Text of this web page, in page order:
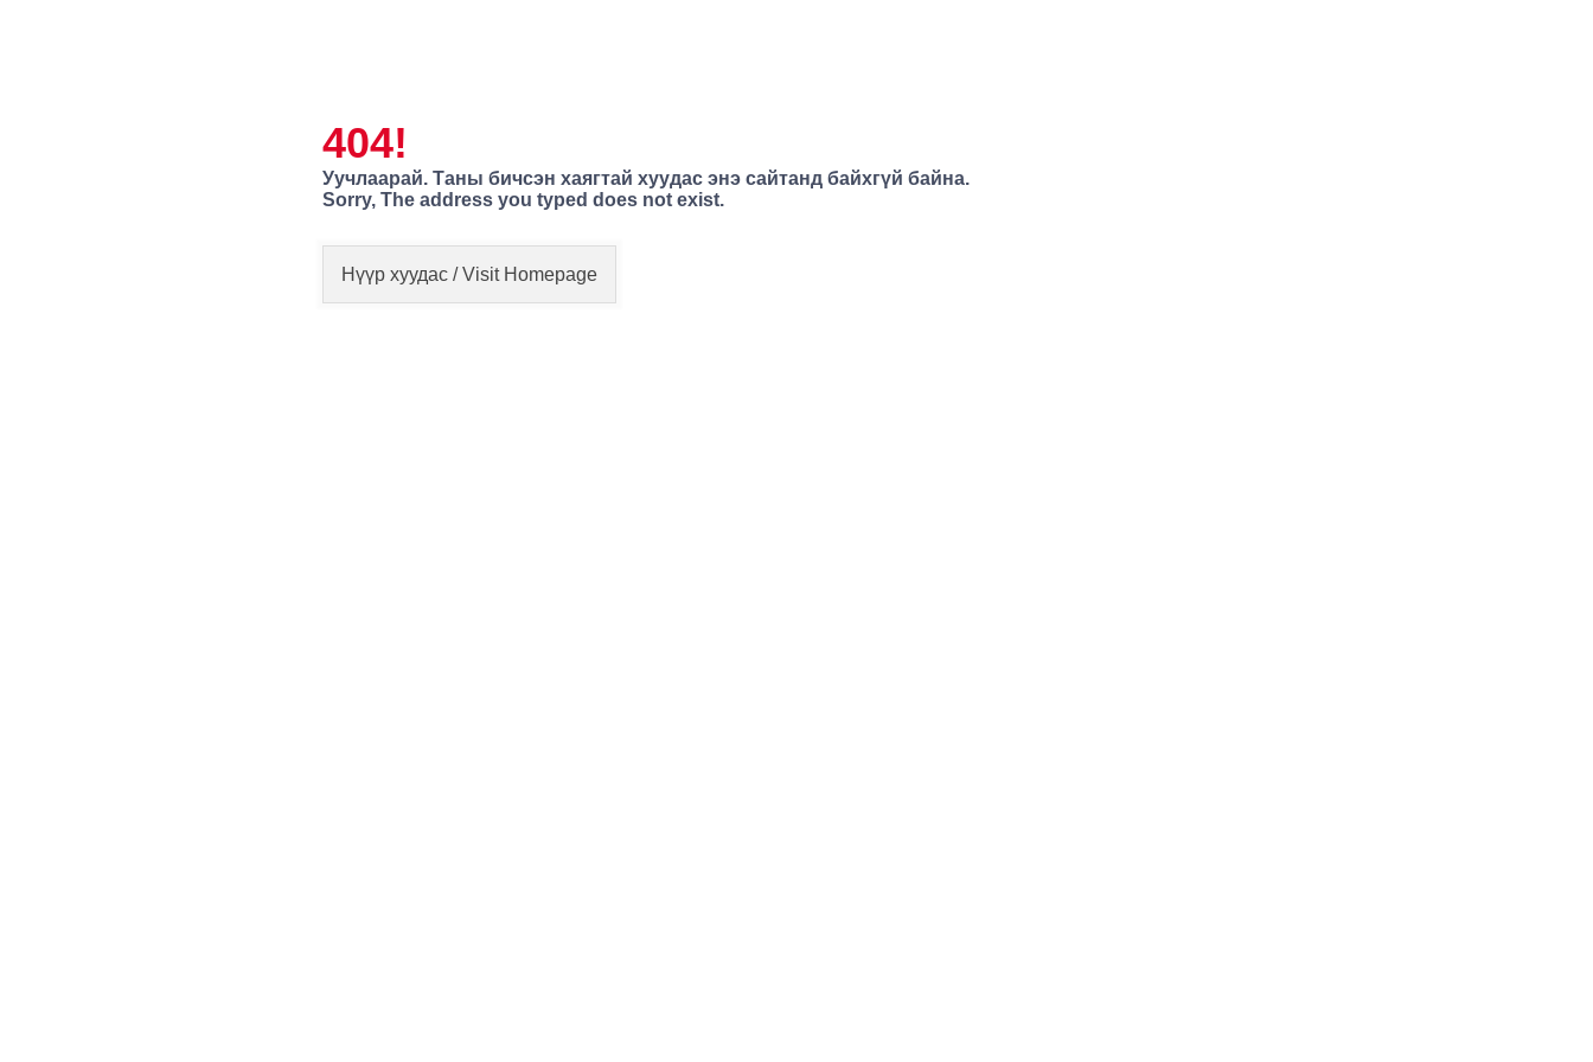
404!
Уучлаарай. Таны бичсэн хаягтай хуудас энэ сайтанд байхгүй байна.
Sorry, The address you typed does not exist.
Нүүр хуудас / Visit Homepage